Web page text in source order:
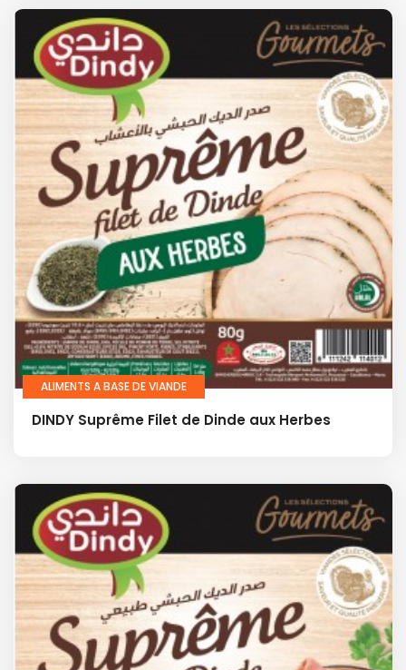
ALIMENTS A BASE DE VIANDE
DINDY Suprême Filet de Dinde aux Herbes